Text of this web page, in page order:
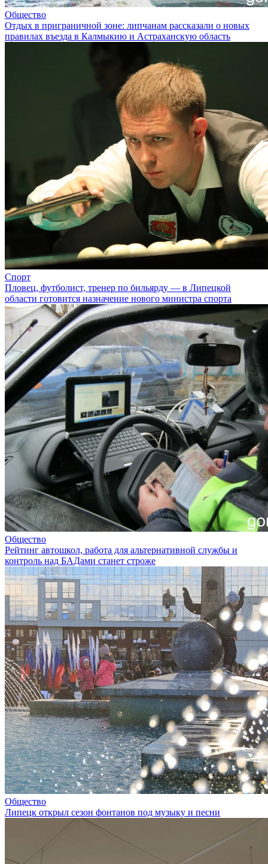
Общество
Отдых в приграничной зоне: липчанам рассказали о новых
правилах въезда в Калмыкию и Астраханскую область
Спорт
Пловец, футболист, тренер по бильярду — в Липецкой
области готовится назначение нового министра спорта
Общество
Рейтинг автошкол, работа для альтернативной службы и
контроль над БАДами станет строже
Общество
Липецк открыл сезон фонтанов под музыку и песни